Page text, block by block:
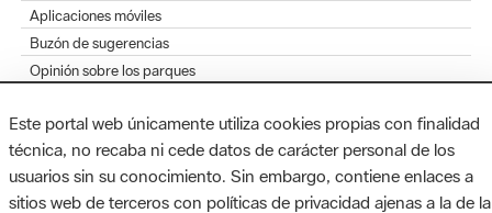
Aplicaciones móviles
Buzón de sugerencias
Opinión sobre los parques
MAPA WEB AVISO LEGAL ACCESIBILIDAD
Este portal web únicamente utiliza cookies propias con finalidad
técnica, no recaba ni cede datos de carácter personal de los
usuarios sin su conocimiento. Sin embargo, contiene enlaces a
sitios web de terceros con políticas de privacidad ajenas a la de la